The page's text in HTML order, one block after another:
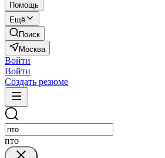
Помощь
Ещё
Поиск
Москва
Войти
Войти
Создать резюме
пто